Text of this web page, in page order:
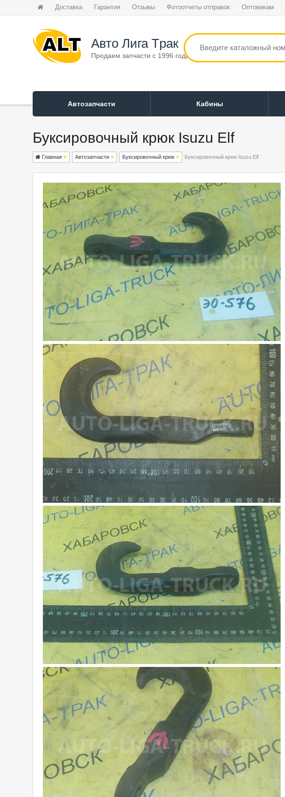
Доставка Гарантия Отзывы Фотоотчеты отправок Оптовикам
Авто Лига Tрак
Продаем запчасти с 1996 года
Автозапчасти Кабины
Буксировочный крюк Isuzu Elf
Главная Автозапчасти Буксировочный крюк Буксировочный крюк Isuzu Elf